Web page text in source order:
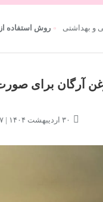
و بهداشتی روش استفاده
آرگان برای
۳۰ اردیبهشت ۱۴۰۴ | ۲۳:۱۷
لیتر14357102